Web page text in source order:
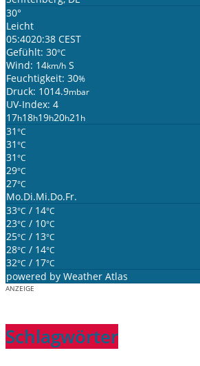
30°
Leicht
05:4020:38 CEST
Gefühlt: 30°C
Wind: 14km/h S
Feuchtigkeit: 30%
Druck: 1014.9mbar
UV-Index: 4
17h18h19h20h21 h
31 °C
31 °C
31 °C
29°C
27°C
Mo.Di.Mi.Do.Fr.
33°C / 14°C
23°C / 10°C
25°C / 13°C
28°C / 14°C
32°C / 17°C
powered by Weather Atlas
ANZEIGE
Schlagwörter